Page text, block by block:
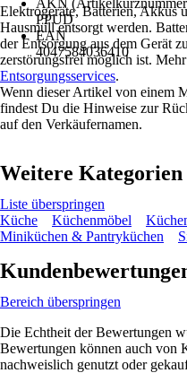
AKN
PPUD
EAN
4047584036410
Elektrogeräte, Batterien, Akkus
Hausmüll entsorgt werden.
der Entsorgung aus dem Gerät
zerstörungsfrei möglich ist.
Entsorgungsservices.
Wenn dieser Artikel von einem
findest Du die Hinweise zur
auf den Verkäufernamen.
Weitere Kategorien
Liste überspringen
Küche
Küchenmöbel
Miniküchen & Pantryküchen
Bereich überspringen
Die Echtheit der Bewertungen
Bewertungen können auch von
nachweislich genutzt oder